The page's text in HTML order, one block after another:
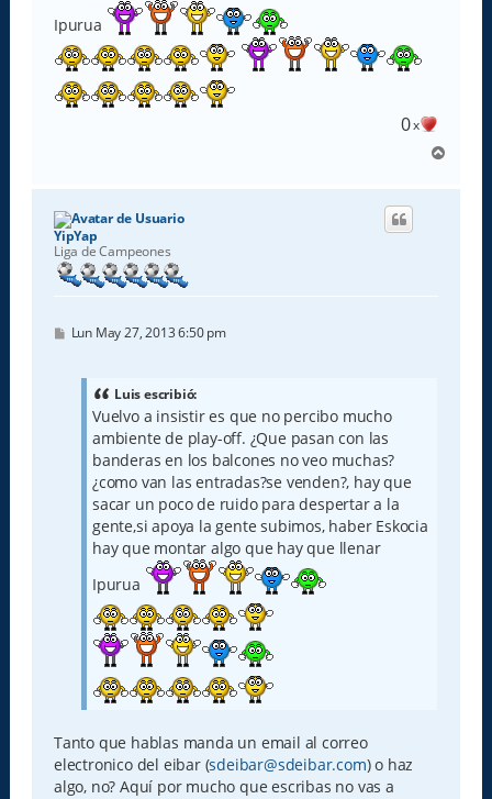
Ipurua
0x
r
YipYap
Liga de Campeones
M
Lun May 27, 2013 6:50 pm
Luis escribió:
Vuelvo a insistir es que no percibo mucho
ambiente de play-off. ¿Que pasan con las
banderas en los balcones no veo muchas?
¿como van las entradas?se venden?, hay que
sacar un poco de ruido para despertar a la
gente,si apoya la gente subimos, haber Eskocia
hay que montar algo que hay que llenar
Ipurua
Tanto que hablas manda un email al correo
electronico del eibar (sdeibar@sdeibar.com) o haz
algo, no? Aquí por mucho que escribas no vas a